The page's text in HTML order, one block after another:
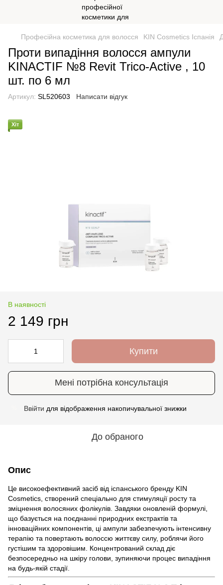
Професійна косметика для волосся KIN Cosmetics Іспанія
Проти випадіння волосся ампули
KINACTIF №8 Revit Trico-Active , 10
шт. по 6 мл
Артикул: SL520603 Написати відгук
Хіт
В наявності
2 149 грн
Купити
Мені потрібна консультація
Ввійти для відображення накопичувальної знижки
До обраного
Опис
Це високоефективний засіб від іспанського бренду KIN
Cosmetics, створений спеціально для стимуляції росту та
зміцнення волосяних фолікулів. Завдяки оновленій формулі,
що базується на поєднанні природних екстрактів та
інноваційних компонентів, ці ампули забезпечують інтенсивну
терапію та повертають волоссю життєву силу, роблячи його
густішим та здоровішим. Концентрований склад діє
безпосередньо на шкіру голови, зупиняючи процес випадіння
на будь-якій стадії.